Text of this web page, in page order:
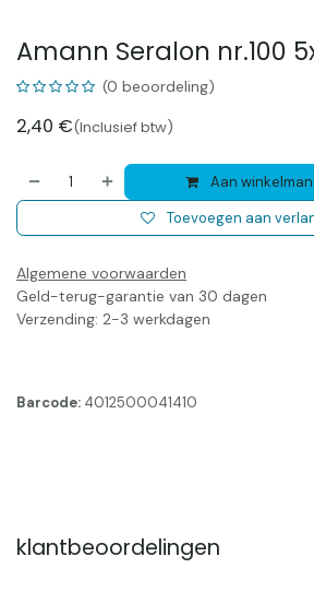
Amann Seralon nr.100
(0 beoordeling)
2,40 €(Inclusief btw)
Aan
Toevoegen aan
Algemene voorwaarden
Geld-terug-garantie van 30 dagen
Verzending: 2-3 werkdagen
Barcode: 4012500041410
klantbeoordelingen